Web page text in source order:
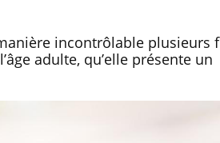
incontrôlable plusieurs
adulte, qu’elle présente un